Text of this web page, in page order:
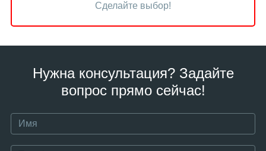
Сделайте выбор!
Нужна консультация? Задайте
вопрос прямо сейчас!